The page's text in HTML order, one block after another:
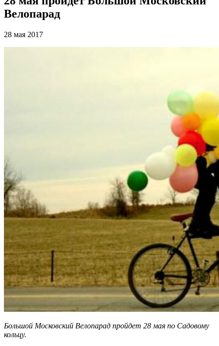
Велопарад
28 мая 2017
Большой Московский Велопарад пройдет 28 мая по Садовому
кольцу.